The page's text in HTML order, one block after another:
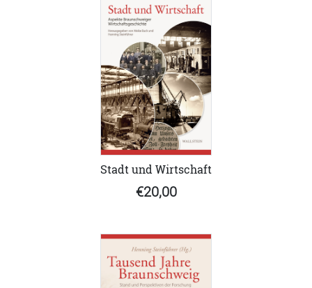
Stadt und Wirtschaft
€20,00